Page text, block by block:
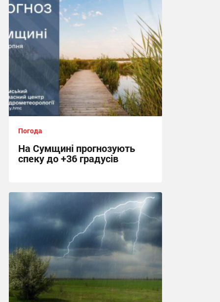
17:37, 6.08.2026
Погода
На Сумщині прогнозують
спеку до +36 градусів
14:09, 3.08.2026